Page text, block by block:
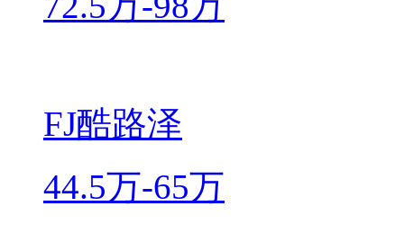
FJ酷路泽
44.5万-65万